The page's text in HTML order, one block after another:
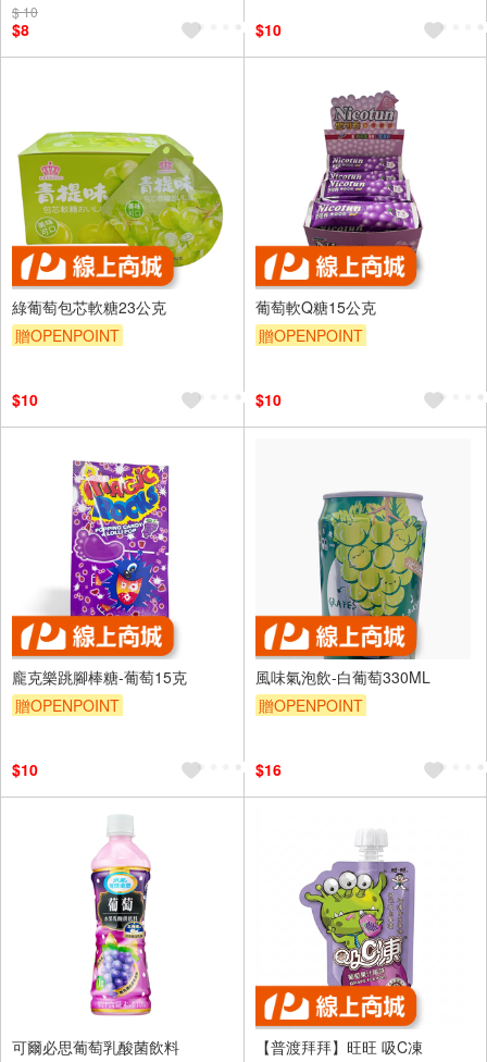
$ 10
$8
$10
綠葡萄包芯軟糖23公克
贈OPENPOINT
$10
葡萄軟Q糖15公克
贈OPENPOINT
$10
龐克樂跳腳棒糖-葡萄15克
贈OPENPOINT
$10
風味氣泡飲-白葡萄330ML
贈OPENPOINT
$16
可爾必思葡萄乳酸菌飲料
【普渡拜拜】旺旺 吸C凍